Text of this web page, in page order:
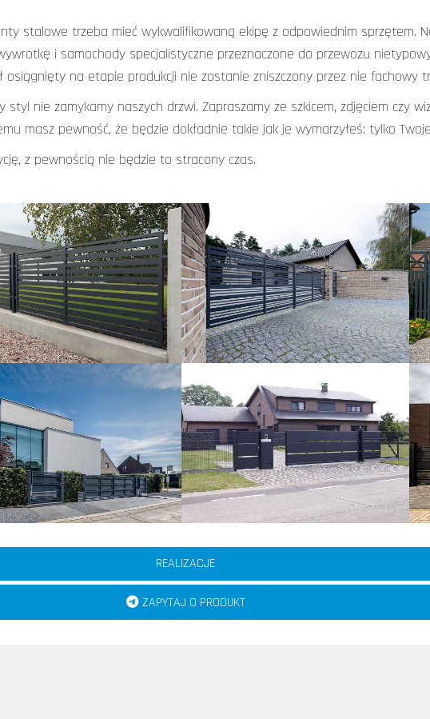
stalowe trzeba mieć wykwalifikowaną ekipę z odpowiednim sprzętem.
i samochody specjalistyczne przeznaczone do przewozu
osiągnięty na etapie produkcji nie zostanie zniszczony przez nie fachowy
nie zamykamy naszych drzwi. Zapraszamy ze szkicem, zdjęciem czy
masz pewność, że będzie dokładnie takie jak je wymarzyłeś: tylko
z pewnością nie będzie to stracony czas.
REALIZACJE
ZAPYTAJ O PRODUKT